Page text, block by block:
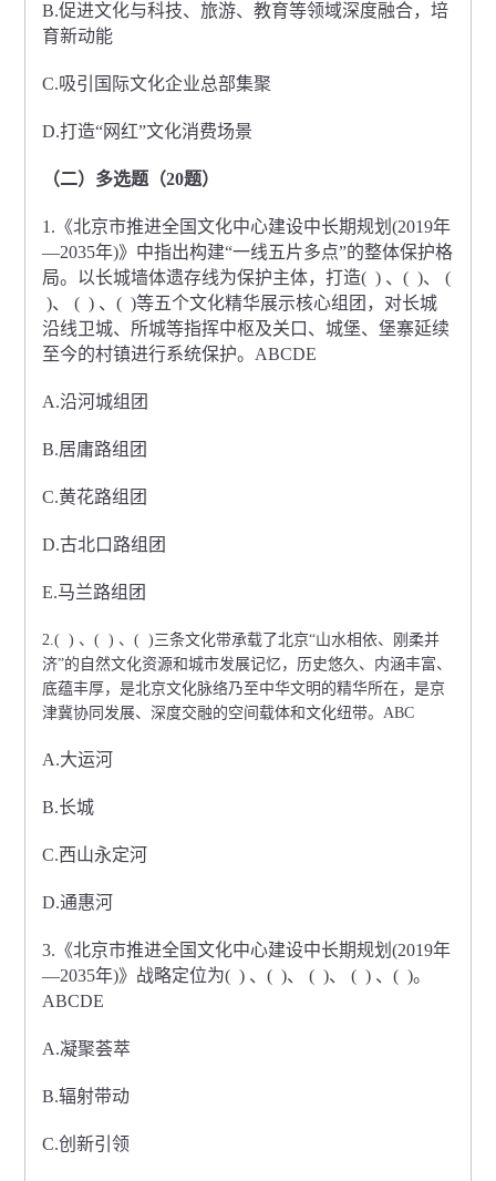
B.促进文化与科技、旅游、教育等领域深度融合，培
育新动能
C.吸引国际文化企业总部集聚
D.打造“网红”文化消费场景
（二）多选题（20题）
1.《北京市推进全国文化中心建设中长期规划(2019年
—2035年)》中指出构建“一线五片多点”的整体保护格
局。以长城墙体遗存线为保护主体，打造( ) 、( )、 (
)、 ( ) 、( )等五个文化精华展示核心组团，对长城
沿线卫城、所城等指挥中枢及关口、城堡、堡寨延续
至今的村镇进行系统保护。ABCDE
A.沿河城组团
B.居庸路组团
C.黄花路组团
D.古北口路组团
E.马兰路组团
2.( ) 、( ) 、( )三条文化带承载了北京“山水相依、刚柔并
济”的自然文化资源和城市发展记忆，历史悠久、内涵丰富、
底蕴丰厚，是北京文化脉络乃至中华文明的精华所在，是京
津冀协同发展、深度交融的空间载体和文化纽带。ABC
A.大运河
B.长城
C.西山永定河
D.通惠河
3.《北京市推进全国文化中心建设中长期规划(2019年
—2035年)》战略定位为( ) 、( )、 ( )、 ( ) 、( )。
ABCDE
A.凝聚荟萃
B.辐射带动
C.创新引领